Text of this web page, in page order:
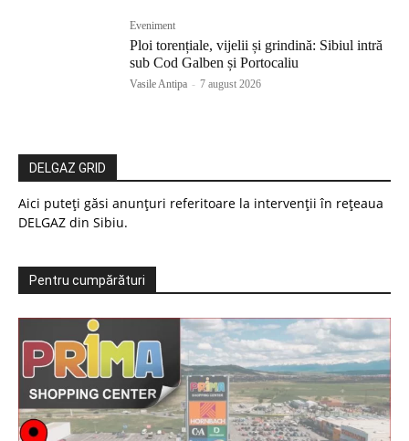
Eveniment
Ploi torențiale, vijelii și grindină: Sibiul intră
sub Cod Galben și Portocaliu
Vasile Antipa - 7 august 2026
DELGAZ GRID
Aici puteți găsi anunțuri referitoare la intervenții în rețeaua
DELGAZ din Sibiu.
Pentru cumpărături